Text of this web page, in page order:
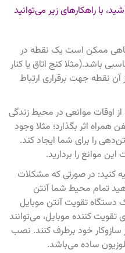
با راهکارهای زیر می‌توانید
ممکن است یک نقطه در
باشد.(مثلا کنج اتاق یا کنار
نقطه جهت برقراری ارتباط
اوقات موانعی در محیط زندگی
همراه اثر بگذارد؛ مثلا وجود
را برای شما ایجاد کند.
موانع را بردارید.
کنید: در صورتی که مشکلات
تمام محیط شما آنتن
تقویت آنتن موبایل
تقویت کننده موبایل، می‌توانند
سازوکار خود برطرف کنند. نصب
ساده می‌باشد.